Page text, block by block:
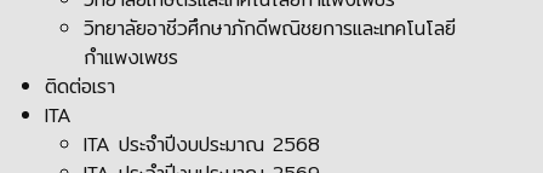
วิทยาลัยอาชีวศึกษาภักดีพณิชยการและเทคโนโลยี
กำแพงเพชร
ติดต่อเรา
ITA
ITA ประจำปีงบประมาณ 2568